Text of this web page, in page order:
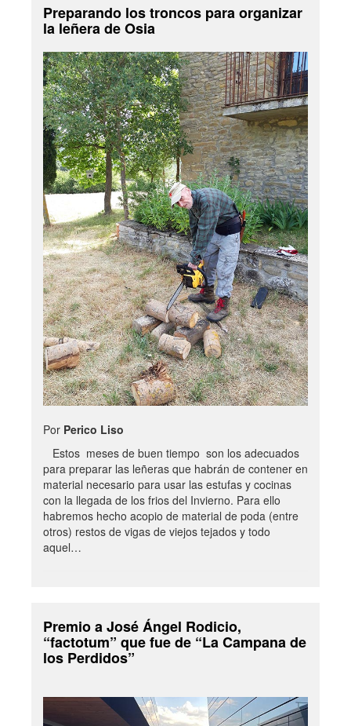
Preparando los troncos para organizar
la leñera de Osia
Por Perico Liso
Estos meses de buen tiempo son los adecuados
para preparar las leñeras que habrán de contener en
material necesario para usar las estufas y cocinas
con la llegada de los frios del Invierno. Para ello
habremos hecho acopio de material de poda (entre
otros) restos de vigas de viejos tejados y todo
aquel…
Premio a José Ángel Rodicio,
“factotum” que fue de “La Campana de
los Perdidos”